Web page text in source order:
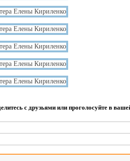
с друзьями или проголосуйте в